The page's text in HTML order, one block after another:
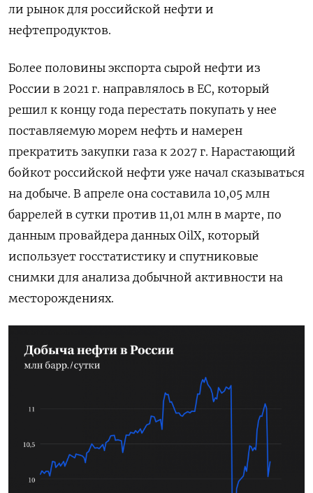
ли рынок для российской нефти и
нефтепродуктов.
Более половины экспорта сырой нефти из
России в 2021 г. направлялось в ЕС, который
решил к концу года перестать покупать у нее
поставляемую морем нефть и намерен
прекратить закупки газа к 2027 г. Нарастающий
бойкот российской нефти уже начал сказываться
на добыче. В апреле она составила 10,05 млн
баррелей в сутки против 11,01 млн в марте, по
данным провайдера данных OilX, который
использует госстатистику и спутниковые
снимки для анализа добычной активности на
месторождениях.